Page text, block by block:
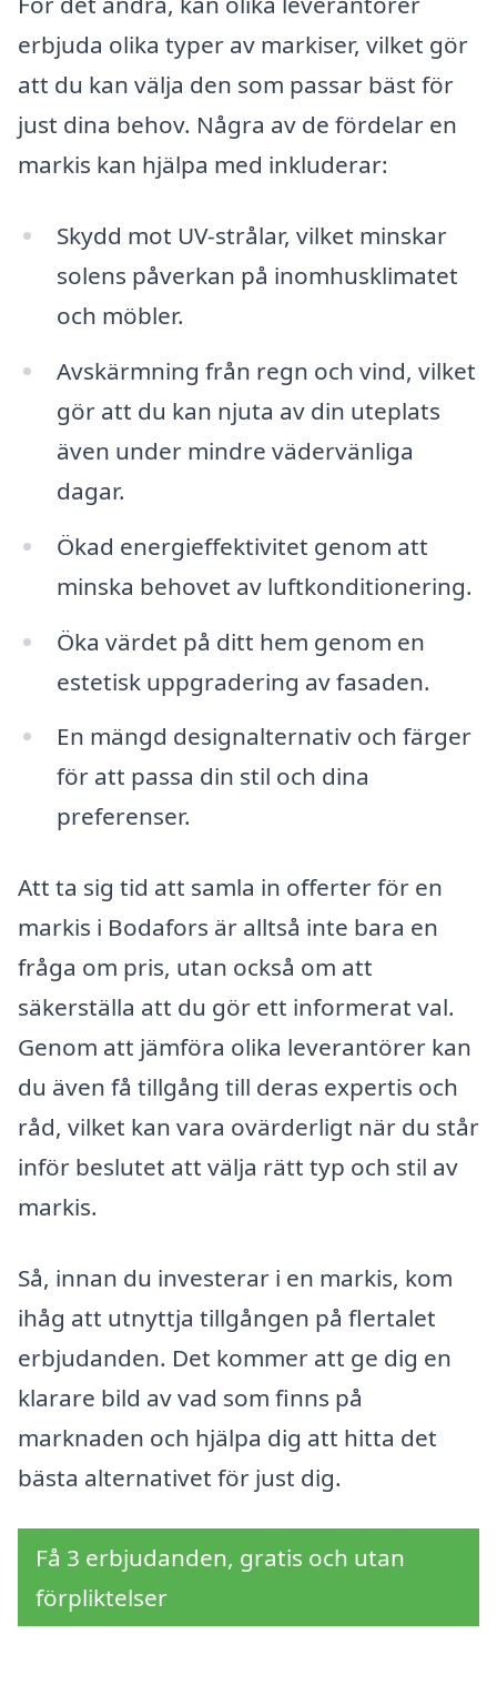
erbjuda olika typer av markiser, vilket gör
att du kan välja den som passar bäst för
just dina behov. Några av de fördelar en
markis kan hjälpa med inkluderar:
Skydd mot UV-strålar, vilket minskar
solens påverkan på inomhusklimatet
och möbler.
Avskärmning från regn och vind, vilket
gör att du kan njuta av din uteplats
även under mindre vädervänliga
dagar.
Ökad energieffektivitet genom att
minska behovet av luftkonditionering.
Öka värdet på ditt hem genom en
estetisk uppgradering av fasaden.
En mängd designalternativ och färger
för att passa din stil och dina
preferenser.
Att ta sig tid att samla in offerter för en
markis i Bodafors är alltså inte bara en
fråga om pris, utan också om att
säkerställa att du gör ett informerat val.
Genom att jämföra olika leverantörer kan
du även få tillgång till deras expertis och
råd, vilket kan vara ovärderligt när du står
inför beslutet att välja rätt typ och stil av
markis.
Så, innan du investerar i en markis, kom
ihåg att utnyttja tillgången på flertalet
erbjudanden. Det kommer att ge dig en
klarare bild av vad som finns på
marknaden och hjälpa dig att hitta det
bästa alternativet för just dig.
Få 3 erbjudanden, gratis och utan
förpliktelser